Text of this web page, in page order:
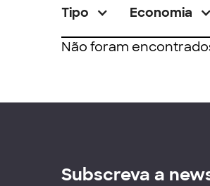
Tipo Economia
Não foram
Subscreva a